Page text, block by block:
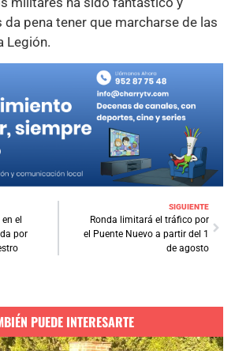
da pena tener que marcharse de las
Legión.
el
por
SIGUIENTE
Ronda limitará el tráfico por
el Puente Nuevo a partir del 1
de agosto
PUEDE INTERESARTE